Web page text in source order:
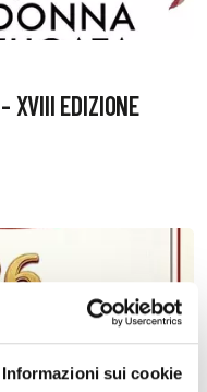
Informazioni sui cookie
XVIII EDIZIONE